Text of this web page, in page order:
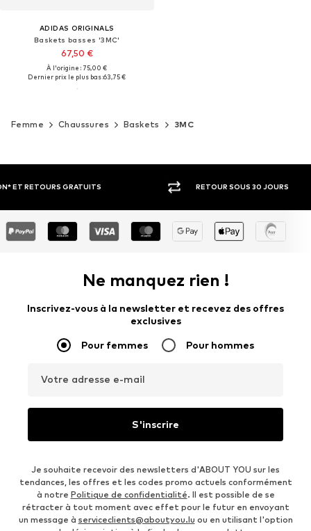
ADIDAS ORIGINALS
Baskets basses '3MC'
67,50 €
À l'origine : 75,00 €
Dernier prix le plus bas :63,75 €
Femme Chaussures Baskets 3MC
RETOUR SOUS 30 JOURS LARGE
Ne manquez rien !
Inscrivez-vous à la newsletter et recevez des offres
exclusives
Pour femmes Pour hommes
Votre adresse e-mail
S'inscrire
Je souhaite recevoir des newsletters d'ABOUT YOU sur les
tendances, les offres et les codes promo actuels conformément
à notre Politique de confidentialité. Il est possible de se
rétracter à tout moment avec effet pour le futur en envoyant
un message à serviceclients@aboutyou.lu ou en utilisant l'option